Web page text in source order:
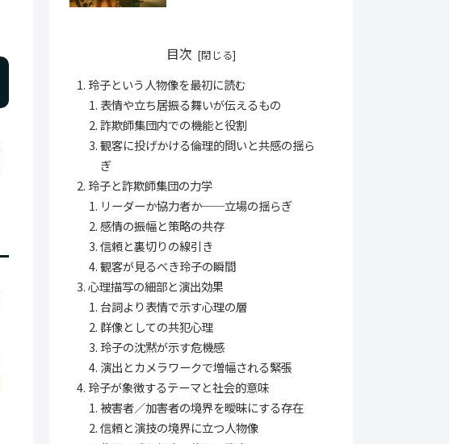
目次
玲子という人物像を最初に読む
表情や立ち居振る舞いが伝えるもの
詐欺師集団内での機能と役割
観客に投げかける倫理的問いと共感の揺ら
ぎ
玲子と詐欺師集団の力学
リーダーか協力者か──立場の揺らぎ
感情の振幅と策略の共存
信頼と裏切りの線引き
観客が見るべき玲子の瞬間
心理描写の細部と演出効果
台詞より表情で示す心理の層
群像としての共犯心理
玲子の沈黙が示す危機感
演出とカメラワークで増幅される緊張
玲子が象徴するテーマと社会的意味
被害者／加害者の境界を曖昧にする存在
信頼と演技の境界に立つ人物像